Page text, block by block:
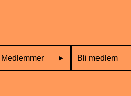
Medlemmer Bli medlem